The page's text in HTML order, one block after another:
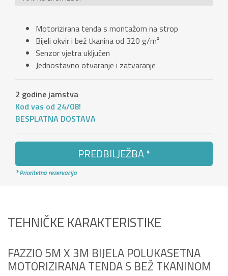
Motorizirana tenda s montažom na strop
Bijeli okvir i bež tkanina od 320 g/m²
Senzor vjetra uključen
Jednostavno otvaranje i zatvaranje
2 godine jamstva
Kod vas od 24/08!
BESPLATNA DOSTAVA
PREDBILJEŽBA *
* Prioritetna rezervacija
TEHNIČKE KARAKTERISTIKE
FAZZIO 5M X 3M BIJELA POLUKASETNA
MOTORIZIRANA TENDA S BEŽ TKANINOM